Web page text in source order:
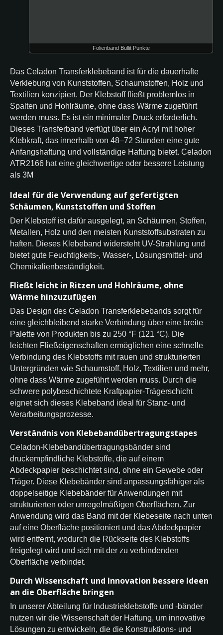
Folienband Bullit Punkte
Das Celadon Transferklebeband ist für die dauerhafte
Verklebung von Kunststoffen, Schaumstoffen, Holz und
Textilien konzipiert. Der Klebstoff fließt problemlos in
Spalten und Hohlräume, ohne dass Wärme zugeführt
werden muss. Es ist ein minimaler Druck erforderlich.
Dieses Transferband verfügt über ein Acryl mit hoher
Klebkraft, das innerhalb von 48–72 Stunden eine gute
Anfangshaftung und vollständige Haftung bietet. Celadon
ATR2166 hat eine gleichwertige oder bessere Leistung
als 3M
Ideal für die Verwendung auf gefertigten
Schäumen, Kunststoffen und Stoffen
Der Klebstoff ist dafür ausgelegt, an Schäumen, Stoffen,
Metallen, Holz und den meisten Kunststoffsubstraten zu
haften. Dieses Klebeband widersteht UV-Strahlung und
bietet gute Feuchtigkeits-, Wasser-, Lösungsmittel- und
Chemikalienbeständigkeit.
Fließt leicht in Ritzen und Hohlräume, ohne
Wärme hinzuzufügen
Das Design des Celadon Transferklebebands sorgt für
eine gleichbleibend starke Verbindung über eine breite
Palette von Produkten bis zu 250 °F (121 °C). Die
leichten Fließeigenschaften ermöglichen eine schnelle
Verbindung des Klebstoffs mit rauen und strukturierten
Untergründen wie Schaumstoff, Holz, Textilien und mehr,
ohne dass Wärme zugeführt werden muss. Durch die
schwere polybeschichtete Kraftpapier-Trägerschicht
eignet sich dieses Klebeband ideal für Stanz- und
Verarbeitungsprozesse.
Verständnis von Klebebandübertragungstapes
Celadon-Klebebandübertragungsbänder sind
druckempfindliche Klebstoffe, die auf einem
Abdeckpapier beschichtet sind, ohne ein Gewebe oder
Träger. Diese Klebebänder sind anpassungsfähiger als
doppelseitige Klebebänder für Anwendungen mit
strukturierten oder unregelmäßigen Oberflächen. Zur
Anwendung wird das Band mit der Klebeseite nach unten
auf eine Oberfläche positioniert und das Abdeckpapier
wird entfernt, wodurch die Rückseite des Klebstoffs
freigelegt wird und sich mit der zu verbindenden
Oberfläche verbindet.
Durch Wissenschaft und Innovation bessere Ideen
an die Oberfläche bringen
In unserer Abteilung für Industrieklebstoffe und -bänder
nutzen wir die Wissenschaft der Haftung, um innovative
Lösungen zu entwickeln, die die Konstruktions- und